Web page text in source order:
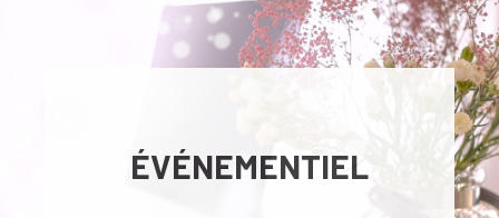
ÉVÉNEMENTIEL